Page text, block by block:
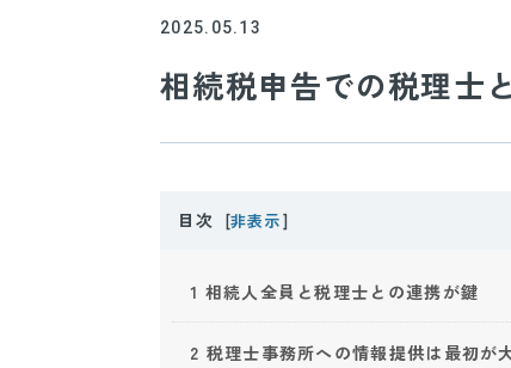
2025.05.13
相続税申告での税理士
目次 [非表示]
1 相続人全員と税理士との連携が鍵
2 税理士事務所への情報提供は最初が